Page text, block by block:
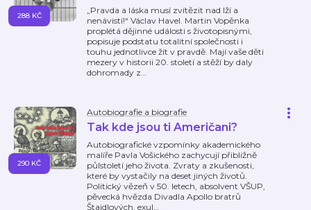
„Pravda a láska musí zvítězit nad lží a
nenávistí!“ Václav Havel. Martin Vopěnka
proplétá dějinné události s životopisnými,
popisuje podstatu totalitní společnosti i
touhu jednotlivce žít v pravdě. Mají vaše děti
mezery v historii 20. století a stěží by daly
dohromady z…
288 KČ
Autobiografie a biografie
Tak kde jsou ti Američani?
Autobiografické vzpomínky akademického
malíře Pavla Vošického zachycují přibližně
půlstoletí jeho života. Zvraty a zkušenosti,
které by vystačily na deset jiných životů.
Politický vězeň v 50. letech, absolvent VŠUP,
pěvecká hvězda Divadla Apollo bratrů
Štaidlových, exul…
290 KČ